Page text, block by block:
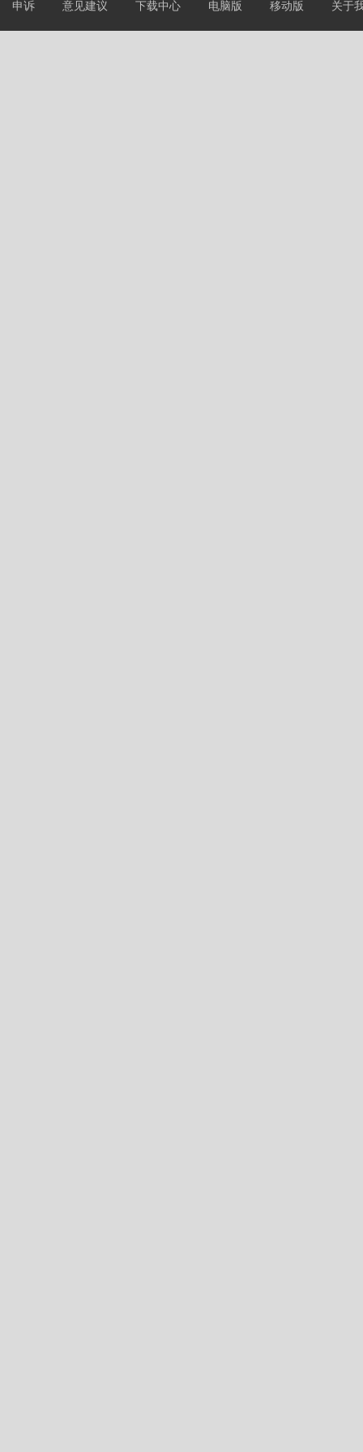
申诉 意见建议 下载中心 电脑版 移动版 关于